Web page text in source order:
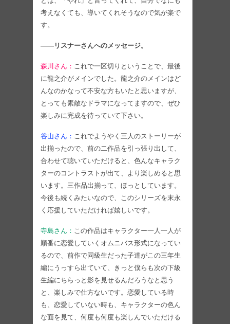
考えなくても、導いてくれそうなので気が楽で
す。
――リスナーさんへのメッセージ。
森川さん： これで一区切りということで、最後
に龍之介がメインでした。龍之介のメインはど
んなのかなって不安な方もいたと思いますが、
とっても素敵なドラマになってますので、ぜひ
楽しみに完成を待っていて下さい。
谷山さん： これでようやく三人のストーリーが
出揃ったので、前の二作品を引っ張り出して、
合わせて聴いていただけると、色んなキャラク
ターのコントラストが出て、より楽しめると思
います。三作品出揃って、ほっとしています。
今後も続くみたいなので、このシリーズを末永
く応援していただければ嬉しいです。
寺島さん： この作品はキャラクター一人一人が
順番に恋愛していくオムニバス形式になってい
るので、前作で同級生だった子達がこの三年生
編にうっすら出ていて、きっと僕らも次の下級
生編にちらっと影を見せるんだろうなと思う
と、楽しみで仕方ないです。恋愛している時
も、恋愛していない時も、キャラクターの色ん
な面を見て、何度も何度も楽しんでいただける